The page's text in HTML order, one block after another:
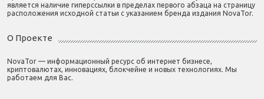
является наличие гиперссылки в пределах первого абзаца на страницу
расположения исходной статьи с указанием бренда издания NovaTor.
О Проекте
NovaTor — информационный ресурс об интернет бизнесе,
криптовалютах, инновациях, блокчейне и новых технологиях. Мы
работаем для Вас.